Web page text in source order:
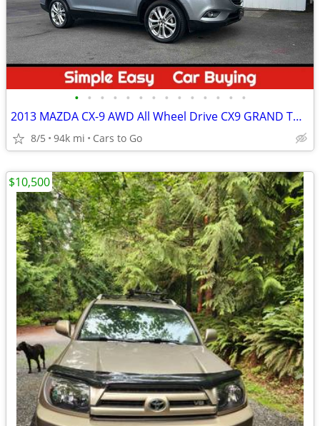
• • • • • • • • • • • • • •
2013 MAZDA CX-9 AWD All Wheel Drive CX9 GRAND TOURING SPORT UTILITY 4D SUV
8/5 94k mi Cars to Go
$10,500